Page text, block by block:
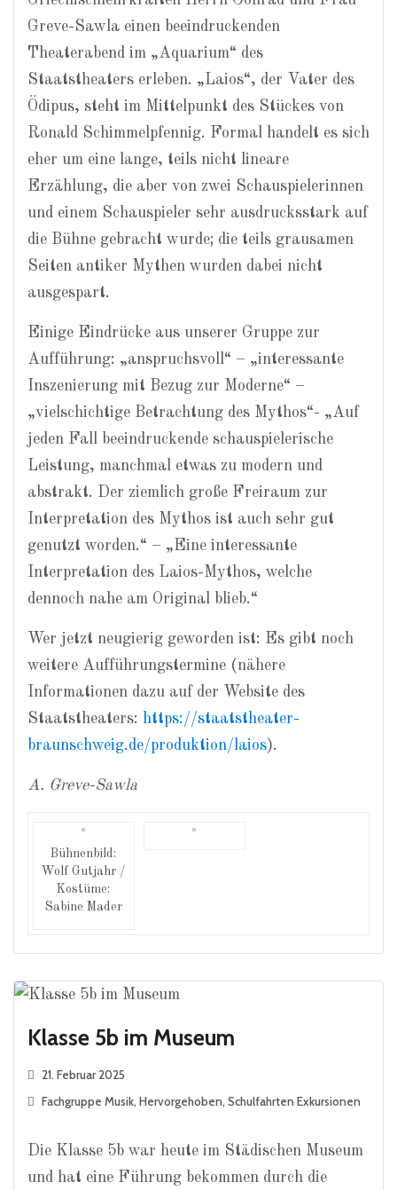
Greve-Sawla einen beeindruckenden
Theaterabend im „Aquarium“ des
Staatstheaters erleben. „Laios“, der Vater des
Ödipus, steht im Mittelpunkt des Stückes von
Ronald Schimmelpfennig. Formal handelt es sich
eher um eine lange, teils nicht lineare
Erzählung, die aber von zwei Schauspielerinnen
und einem Schauspieler sehr ausdrucksstark auf
die Bühne gebracht wurde; die teils grausamen
Seiten antiker Mythen wurden dabei nicht
ausgespart.
Einige Eindrücke aus unserer Gruppe zur
Aufführung: „anspruchsvoll“ – „interessante
Inszenierung mit Bezug zur Moderne“ –
„vielschichtige Betrachtung des Mythos“- „Auf
jeden Fall beeindruckende schauspielerische
Leistung, manchmal etwas zu modern und
abstrakt. Der ziemlich große Freiraum zur
Interpretation des Mythos ist auch sehr gut
genutzt worden.“ – „Eine interessante
Interpretation des Laios-Mythos, welche
dennoch nahe am Original blieb.“
Wer jetzt neugierig geworden ist: Es gibt noch
weitere Aufführungstermine (nähere
Informationen dazu auf der Website des
Staatstheaters: https://staatstheater-
braunschweig.de/produktion/laios).
A. Greve-Sawla
Bühnenbild:
Wolf Gutjahr /
Kostüme:
Sabine Mader
Klasse 5b im Museum
21. Februar 2025
Fachgruppe Musik, Hervorgehoben, Schulfahrten Exkursionen
Die Klasse 5b war heute im Städischen Museum
und hat eine Führung bekommen durch die